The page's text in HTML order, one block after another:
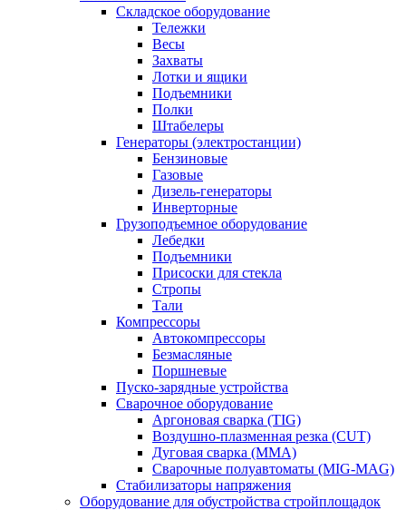
Складское оборудование
Тележки
Весы
Захваты
Лотки и ящики
Подъемники
Полки
Штабелеры
Генераторы (электростанции)
Бензиновые
Газовые
Дизель-генераторы
Инверторные
Грузоподъемное оборудование
Лебедки
Подъемники
Присоски для стекла
Стропы
Тали
Компрессоры
Автокомпрессоры
Безмасляные
Поршневые
Пуско-зарядные устройства
Сварочное оборудование
Аргоновая сварка (TIG)
Воздушно-плазменная резка (CUT)
Дуговая сварка (ММА)
Сварочные полуавтоматы (MIG-MAG)
Стабилизаторы напряжения
Оборудование для обустройства стройплощадок